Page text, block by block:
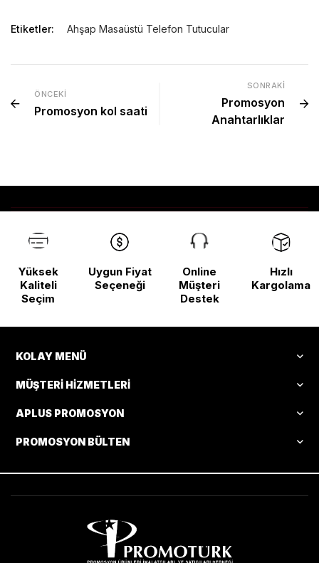
Etiketler: Ahşap Masaüstü Telefon Tutucular
ÖNCEKI
Promosyon kol saati
SONRAKI
Promosyon
Anahtarlıklar
Yüksek
Kaliteli
Seçim
Uygun Fiyat
Seçeneği
Online
Müşteri
Destek
Hızlı
Kargolama
KOLAY MENÜ
MÜŞTERI HIZMETLERI
APLUS PROMOSYON
PROMOSYON BÜLTEN